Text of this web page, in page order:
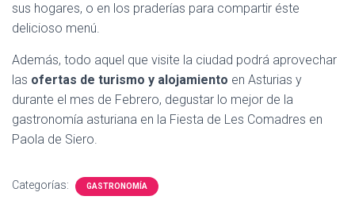
sus hogares, o en los praderías para compartir éste
delicioso menú.
Además, todo aquel que visite la ciudad podrá aprovechar
las ofertas de turismo y alojamiento en Asturias y
durante el mes de Febrero, degustar lo mejor de la
gastronomía asturiana en la Fiesta de Les Comadres en
Paola de Siero.
Categorías: GASTRONOMÍA